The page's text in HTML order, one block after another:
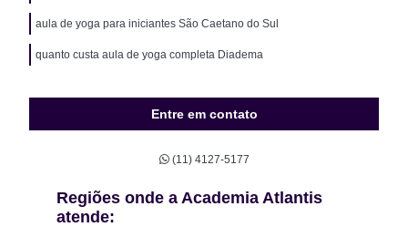
aula de yoga para iniciantes São Caetano do Sul
quanto custa aula de yoga completa Diadema
Entre em contato
(11) 4127-5177
Regiões onde a Academia Atlantis
atende: